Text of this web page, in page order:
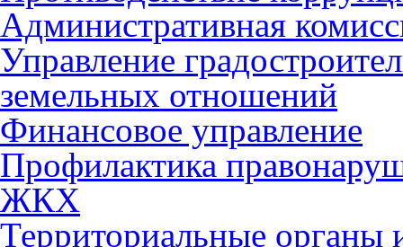
Административная
Управление
земельных отношений
Финансовое управление
Профилактика
ЖКХ
Территориальные органы